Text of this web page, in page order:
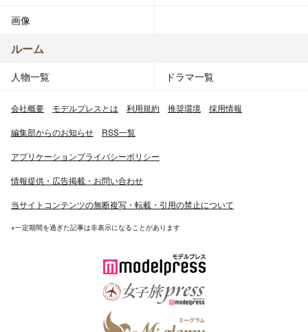
画像
ルーム
人物一覧 ドラマ一覧
会社概要 モデルプレスとは 利用規約 推奨環境 採用情報
編集部からのお知らせ RSS一覧
アプリケーションプライバシーポリシー
情報提供・広告掲載・お問い合わせ
当サイトコンテンツの無断複写・転載・引用の禁止について
※一定期間を過ぎた記事は非表示になることがあります